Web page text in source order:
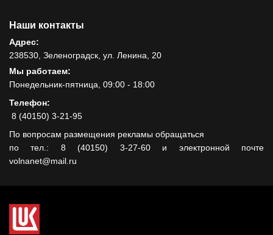
Наши контакты
Адрес:
238530, Зеленоградск, ул. Ленина, 20
Мы работаем:
Понедельник-пятница, 09:00 - 18:00
Телефон:
8 (40150) 3-21-95
По вопросам размещения рекламы обращаться
по тел.: 8 (40150) 3-27-60 и электронной почте
volnanet@mail.ru